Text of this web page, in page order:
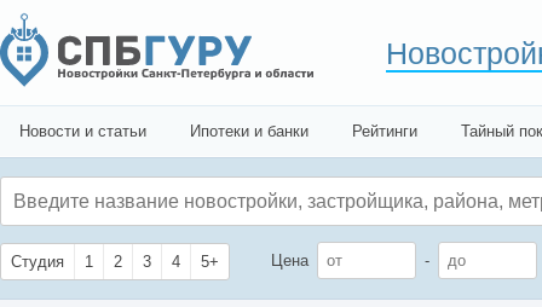
Новости и статьи Ипотеки и банки Рейтинги Тайный
Студия 1 2 3 4 5+ Цена -